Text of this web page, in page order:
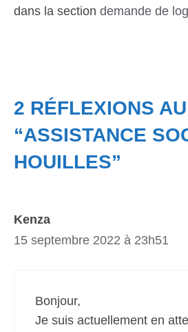
dans la section demande de
2 RÉFLEXIONS
“ASSISTANCE
HOUILLES”
Kenza
15 septembre 2022 à 23h51
Bonjour,
Je suis actuellement en